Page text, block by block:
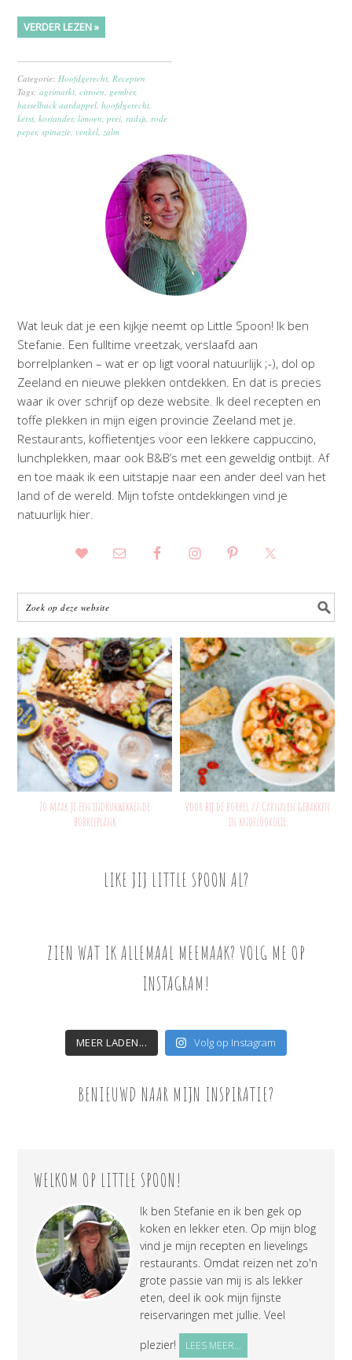
VERDER LEZEN »
Categorie: Hoofdgerecht Recepten
Tags:agrimarkt ,citroen gember,
hasselback aardappel ,hoofdgerecht
kerst ,koriander,limoen ,prei radijs rode
peper,spinazie venkel zalm
Wat leuk dat je een kijkje neemt op Little Spoon! Ik ben
Stefanie. Een fulltime vreetzak, verslaafd aan
borrelplanken – wat er op ligt vooral natuurlijk ;-), dol op
Zeeland en nieuwe plekken ontdekken. En dat is precies
waar ik over schrijf op deze website. Ik deel recepten en
toffe plekken in mijn eigen provincie Zeeland met je.
Restaurants, koffietentjes voor een lekkere cappuccino,
lunchplekken, maar ook B&B’s met een geweldig ontbijt. Af
en toe maak ik een uitstapje naar een ander deel van het
land of de wereld. Mijn tofste ontdekkingen vind je
natuurlijk hier.
Zo maak je een indrukwekkende
borrelplank
Voor bij de borrel // Garnalen gebakken
in knoflookolie
LIKE JIJ LITTLE SPOON AL?
ZIEN WAT IK ALLEMAAL MEEMAAK? VOLG ME OP
INSTAGRAM!
MEER LADEN... Volg op Instagram
BENIEUWD NAAR MIJN INSPIRATIE?
WELKOM OP LITTLE SPOON!
Ik ben Stefanie en ik ben gek op
koken en lekker eten. Op mijn blog
vind je mijn recepten en lievelings
restaurants. Omdat reizen net zo'n
grote passie van mij is als lekker
eten, deel ik ook mijn fijnste
reiservaringen met jullie. Veel
plezier!
LEES MEER...